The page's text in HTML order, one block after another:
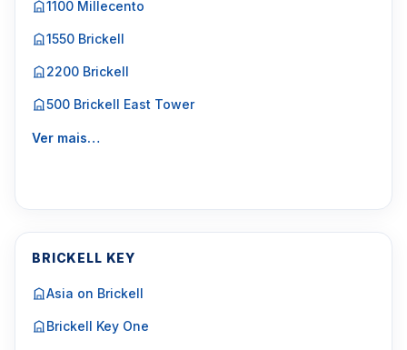
1100 Millecento
1550 Brickell
2200 Brickell
500 Brickell East Tower
Ver mais…
BRICKELL KEY
Asia on Brickell
Brickell Key One